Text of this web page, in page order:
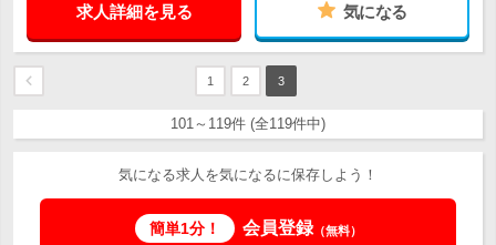
求人詳細を見る 気になる
1 2 3
101～119件 (全119件中)
気になる求人を気になるに保存しよう！
簡単1分！ 会員登録（無料）